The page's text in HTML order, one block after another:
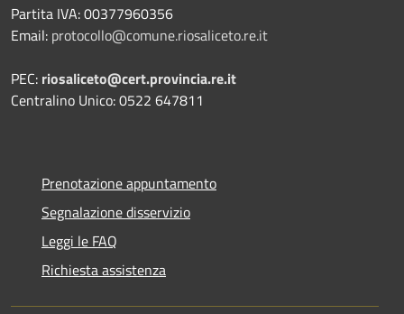
Partita IVA: 00377960356
Email: protocollo@comune.riosaliceto.re.it
PEC: riosaliceto@cert.provincia.re.it
Centralino Unico: 0522 647811
Prenotazione appuntamento
Segnalazione disservizio
Leggi le FAQ
Richiesta assistenza